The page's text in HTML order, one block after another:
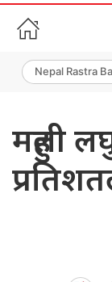
Nepal Rastra
महुली